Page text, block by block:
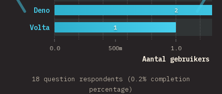
0.0 500m 1.0
Aantal gebruikers
Volta
Deno
1
2
18 question respondents (0.2% completion
percentage)